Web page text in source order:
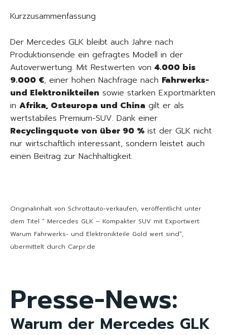
Kurzzusammenfassung
Der Mercedes GLK bleibt auch Jahre nach
Produktionsende ein gefragtes Modell in der
Autoverwertung. Mit Restwerten von 4.000 bis
9.000 €, einer hohen Nachfrage nach Fahrwerks-
und Elektronikteilen sowie starken Exportmärkten
in Afrika, Osteuropa und China gilt er als
wertstabiles Premium-SUV. Dank einer
Recyclingquote von über 90 % ist der GLK nicht
nur wirtschaftlich interessant, sondern leistet auch
einen Beitrag zur Nachhaltigkeit.
Originalinhalt von Schrottauto-verkaufen, veröffentlicht unter
dem Titel “ Mercedes GLK – Kompakter SUV mit Exportwert:
Warum Fahrwerks- und Elektronikteile Gold wert sind“,
übermittelt durch Carpr.de
Presse-News:
Warum der Mercedes GLK